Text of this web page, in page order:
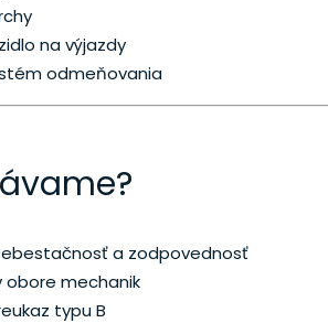
na výjazdy
odmeňovania
a zodpovednosť
obore mechanik
typu B